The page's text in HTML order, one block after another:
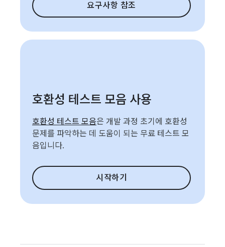
요구사항 참조
호환성 테스트 모음 사용
호환성 테스트 모음은 개발 과정 초기에 호환성
문제를 파악하는 데 도움이 되는 무료 테스트 모
음입니다.
시작하기